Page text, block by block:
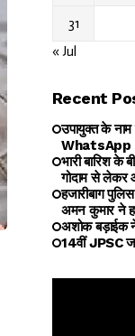
31
« Jul
Recent
उपायुक्त के नाम
WhatsApp
भारी बारिश के
गोदाम से लेकर
हजारीबाग
अमन कुमार ने
अशोक बड़ाईक
14वीं JPSC